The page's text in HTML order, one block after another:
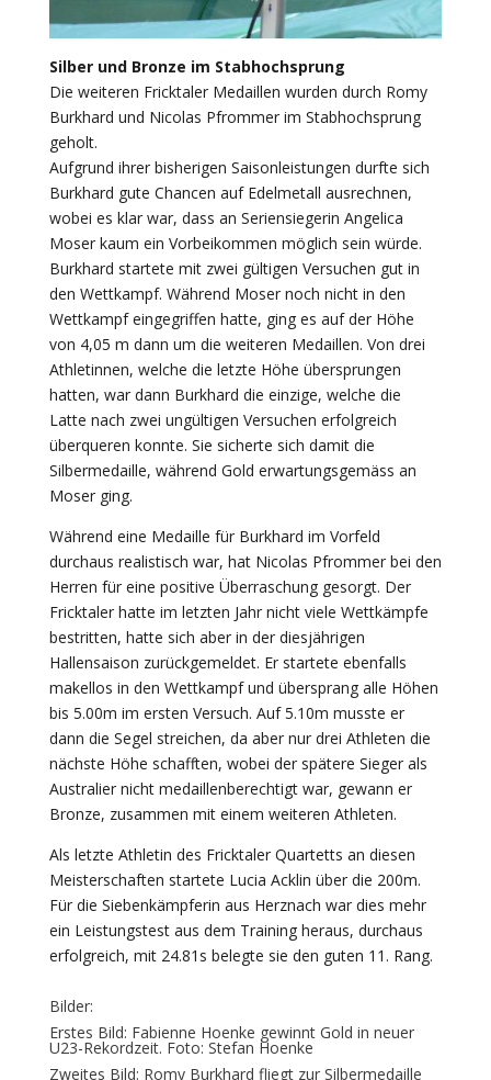
Silber und Bronze im Stabhochsprung
Die weiteren Fricktaler Medaillen wurden durch Romy
Burkhard und Nicolas Pfrommer im Stabhochsprung
geholt.
Aufgrund ihrer bisherigen Saisonleistungen durfte sich
Burkhard gute Chancen auf Edelmetall ausrechnen,
wobei es klar war, dass an Seriensiegerin Angelica
Moser kaum ein Vorbeikommen möglich sein würde.
Burkhard startete mit zwei gültigen Versuchen gut in
den Wettkampf. Während Moser noch nicht in den
Wettkampf eingegriffen hatte, ging es auf der Höhe
von 4,05 m dann um die weiteren Medaillen. Von drei
Athletinnen, welche die letzte Höhe übersprungen
hatten, war dann Burkhard die einzige, welche die
Latte nach zwei ungültigen Versuchen erfolgreich
überqueren konnte. Sie sicherte sich damit die
Silbermedaille, während Gold erwartungsgemäss an
Moser ging.
Während eine Medaille für Burkhard im Vorfeld
durchaus realistisch war, hat Nicolas Pfrommer bei den
Herren für eine positive Überraschung gesorgt. Der
Fricktaler hatte im letzten Jahr nicht viele Wettkämpfe
bestritten, hatte sich aber in der diesjährigen
Hallensaison zurückgemeldet. Er startete ebenfalls
makellos in den Wettkampf und übersprang alle Höhen
bis 5.00m im ersten Versuch. Auf 5.10m musste er
dann die Segel streichen, da aber nur drei Athleten die
nächste Höhe schafften, wobei der spätere Sieger als
Australier nicht medaillenberechtigt war, gewann er
Bronze, zusammen mit einem weiteren Athleten.
Als letzte Athletin des Fricktaler Quartetts an diesen
Meisterschaften startete Lucia Acklin über die 200m.
Für die Siebenkämpferin aus Herznach war dies mehr
ein Leistungstest aus dem Training heraus, durchaus
erfolgreich, mit 24.81s belegte sie den guten 11. Rang.
Bilder:
Erstes Bild: Fabienne Hoenke gewinnt Gold in neuer
U23-Rekordzeit. Foto: Stefan Hoenke
Zweites Bild: Romy Burkhard fliegt zur Silbermedaille